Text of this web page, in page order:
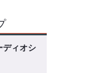
ディオシ